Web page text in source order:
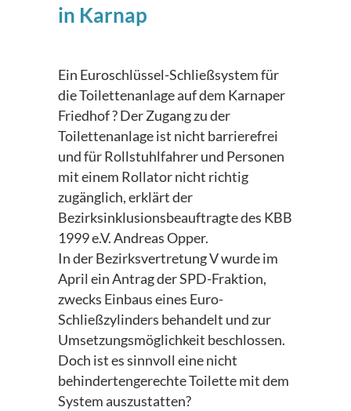
in Karnap
Ein Euroschlüssel-Schließsystem für
die Toilettenanlage auf dem Karnaper
Friedhof ? Der Zugang zu der
Toilettenanlage ist nicht barrierefrei
und für Rollstuhlfahrer und Personen
mit einem Rollator nicht richtig
zugänglich, erklärt der
Bezirksinklusionsbeauftragte des KBB
1999 e.V. Andreas Opper.
In der Bezirksvertretung V wurde im
April ein Antrag der SPD-Fraktion,
zwecks Einbaus eines Euro-
Schließzylinders behandelt und zur
Umsetzungsmöglichkeit beschlossen.
Doch ist es sinnvoll eine nicht
behindertengerechte Toilette mit dem
System auszustatten?